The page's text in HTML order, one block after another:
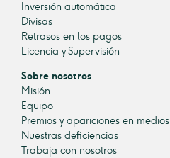
Inversión automática
Divisas
Retrasos en los pagos
Licencia y Supervisión
Sobre nosotros
Misión
Equipo
Premios y apariciones en medios
Nuestras deficiencias
Trabaja con nosotros